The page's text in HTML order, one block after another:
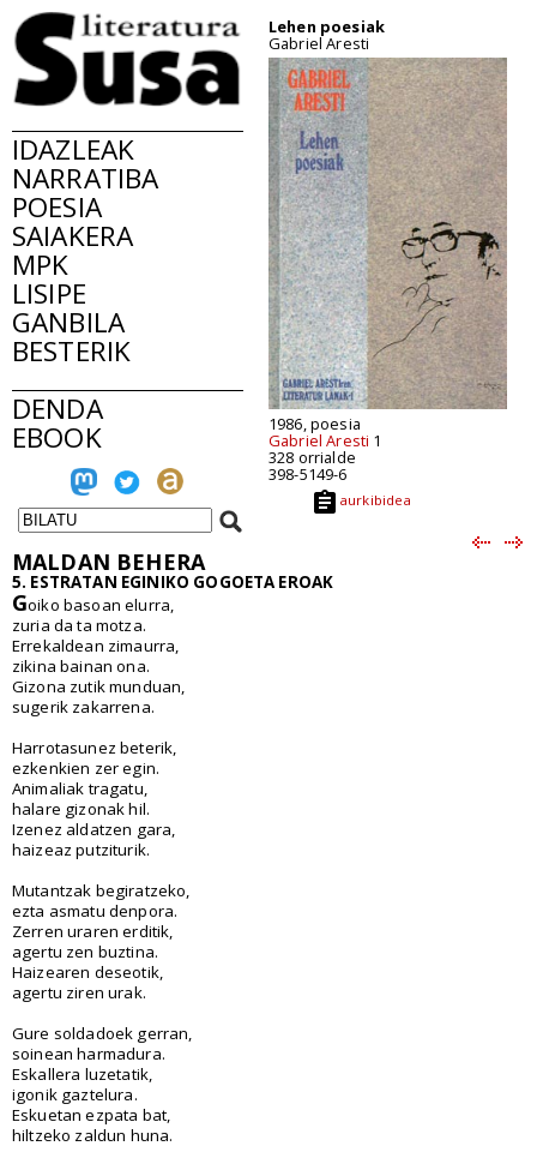
IDAZLEAK
NARRATIBA
POESIA
SAIAKERA
MPK
LISIPE
GANBILA
BESTERIK
DENDA
EBOOK
Lehen poesiak
Gabriel Aresti
1986, poesia
Gabriel Aresti 1
328 orrialde
398-5149-6
aurkibidea
MALDAN BEHERA
5. ESTRATAN EGINIKO GOGOETA EROAK
Goiko basoan elurra,
zuria da ta motza.
Errekaldean zimaurra,
zikina bainan ona.
Gizona zutik munduan,
sugerik zakarrena.
Harrotasunez beterik,
ezkenkien zer egin.
Animaliak tragatu,
halare gizonak hil.
Izenez aldatzen gara,
haizeaz putziturik.
Mutantzak begiratzeko,
ezta asmatu denpora.
Zerren uraren erditik,
agertu zen buztina.
Haizearen deseotik,
agertu ziren urak.
Gure soldadoek gerran,
soinean harmadura.
Eskallera luzetatik,
igonik gaztelura.
Eskuetan ezpata bat,
hiltzeko zaldun huna.